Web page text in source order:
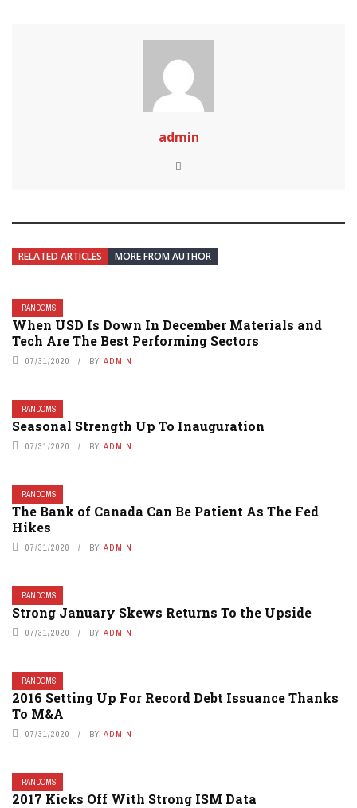
admin
RELATED ARTICLES MORE FROM AUTHOR
RANDOMS
When USD Is Down In December Materials and
Tech Are The Best Performing Sectors
07/31/2020 BY ADMIN
RANDOMS
Seasonal Strength Up To Inauguration
07/31/2020 BY ADMIN
RANDOMS
The Bank of Canada Can Be Patient As The Fed
Hikes
07/31/2020 BY ADMIN
RANDOMS
Strong January Skews Returns To the Upside
07/31/2020 BY ADMIN
RANDOMS
2016 Setting Up For Record Debt Issuance Thanks
To M&A
07/31/2020 BY ADMIN
RANDOMS
2017 Kicks Off With Strong ISM Data